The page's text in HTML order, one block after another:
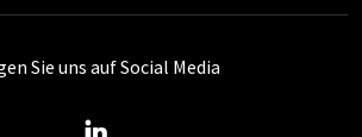
Sie uns auf Social Media